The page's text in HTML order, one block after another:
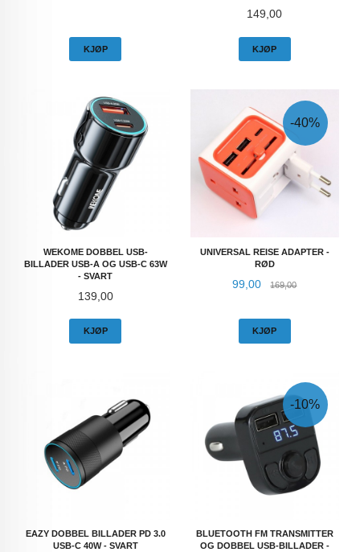
KJØP
Pris
149,00
KJØP
WEKOME DOBBEL USB-
BILLADER USB-A OG USB-C 63W
- SVART
Pris
139,00
KJØP
UNIVERSAL REISE ADAPTER -
RØD
Tilbud
99,00 169,00Rabatt
-40%
KJØP
EAZY DOBBEL BILLADER PD 3.0
USB-C 40W - SVART
BLUETOOTH FM TRANSMITTER
OG DOBBEL USB-BILLADER -
-10%